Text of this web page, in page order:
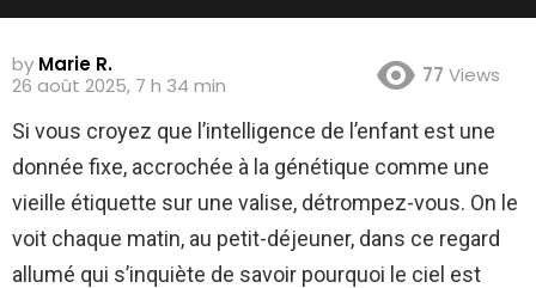
by Marie R.
26 août 2025, 7 h 34 min
77 Views
Si vous croyez que l’intelligence de l’enfant est une
donnée fixe, accrochée à la génétique comme une
vieille étiquette sur une valise, détrompez-vous. On le
voit chaque matin, au petit-déjeuner, dans ce regard
allumé qui s’inquiète de savoir pourquoi le ciel est